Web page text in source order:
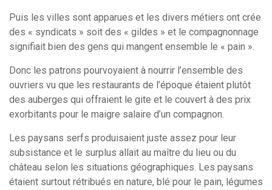
Puis les villes sont apparues et les divers métiers ont crée
des « syndicats » soit des « gildes » et le compagnonnage
signifiait bien des gens qui mangent ensemble le « pain ».
Donc les patrons pourvoyaient à nourrir l’ensemble des
ouvriers vu que les restaurants de l’époque étaient plutôt
des auberges qui offraient le gite et le couvert à des prix
exorbitants pour le maigre salaire d’un compagnon.
Les paysans serfs produisaient juste assez pour leur
subsistance et le surplus allait au maître du lieu ou du
château selon les situations géographiques. Les paysans
étaient surtout rétribués en nature, blé pour le pain, légumes